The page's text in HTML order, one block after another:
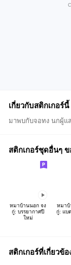
เกี่ยวกับสติกเกอร์นี้
มาพบกับจอทง นกผู้แ
สติกเกอร์ชุดอื่นๆ
หมาบ้านนอก จง
กู่: บรรยากาศปี
ใหม่
หมาบ้
กู่: แบ
สติกเกอร์ที่เกี่ยวข้อ